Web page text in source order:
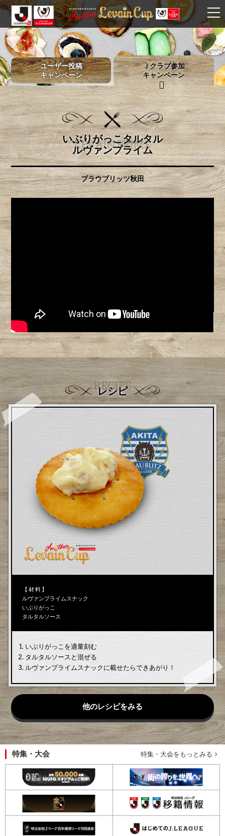
ユーザー投稿
キャンペーン
Ｊクラブ参加
キャンペーン
LEVAIN PRIME
いぶりがっこタルタル
ルヴァンプライム
ブラウブリッツ秋田
RECIPE
レシピ
【 材 料 】
ルヴァンプライムスナック
いぶりがっこ
タルタルソース
いぶりがっこを適量刻む
タルタルソースと混ぜる
ルヴァンプライムスナックに載せたらできあがり！
他のレシピをみる
特集・大会 特集・大会をもっとみる